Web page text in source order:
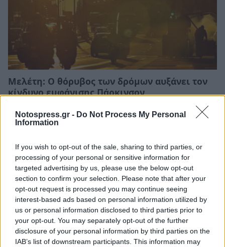
Notospress.gr - Do Not Process My Personal
Information
If you wish to opt-out of the sale, sharing to third parties, or
processing of your personal or sensitive information for
targeted advertising by us, please use the below opt-out
section to confirm your selection. Please note that after your
opt-out request is processed you may continue seeing
interest-based ads based on personal information utilized by
us or personal information disclosed to third parties prior to
your opt-out. You may separately opt-out of the further
disclosure of your personal information by third parties on the
IAB’s list of downstream participants. This information may
Μελέτη: Ο θόρυβος των δρόμων αυξάνει τον
κίνδυνο εμφάνισης Πάρκινσον